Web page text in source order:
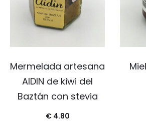
Mermelada artesana
AIDIN de kiwi del
Baztán con stevia
€4.80